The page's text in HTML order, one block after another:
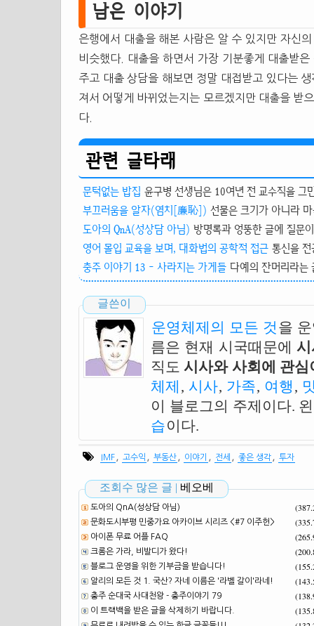
남은 이야기
은행에서 대출을 해본 사람은 알 수 있지만 자신
비슷했다. 대출을 하면서 가장 기분좋게 대출받
주고 대출 상담을 해보면 정말 대접받고 있다는
져서 어떻게 바뀌었는지는 모르겠지만 대출을 받
다.
관련 글타래
문턱없는 밥집 윤구병 선생님은 10여년 전 교수직을 그
부끄러움을 알자(염치[廉恥]) 선물은 크기가 아니라
도아의 QnA(성상담 아님) 방명록과 엉뚱한 글에 질문
영어 몰입 교육을 보며, 대화법의 공학적 접근 통신을
충주 이야기 13 - 사라지는 가게들 다예의 잔머리라는
글쓴이
운영체제의 모든 것 을
름은 현재 시국때문에
직도 시사와 사회에 관
체제 , 시사, 가족, 여행 ,
이 블로그의 주제이다.
습이다.
IMF 고수익 부동산 이야기 전세 좋은 생각 투자
조회수 많은 글 | 베오베
도아의 QnA(성상담 아님)
문화도시부평 민중가요 아카이브 시리즈 <#7 이주헌>
아이폰 무료 어플 FAQ
크롬은 가라, 비발디가 왔다!
블로그 운영을 위한 기부금을 받습니다!
알리의 모든 것 1. 국산? 자네 이름은 '라벨 갈이'라네!
충주 순대국 사대천왕 - 충주이야기 79
이 트랙백을 받은 글을 삭제하기 바랍니다.